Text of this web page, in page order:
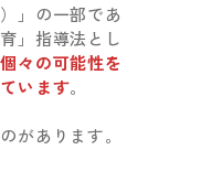
」の一部であ
」指導法とし
々の可能性を
います。
があります。